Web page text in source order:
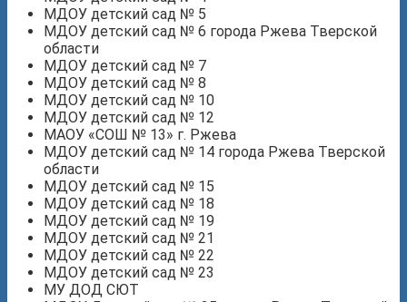
МДОУ детский сад № 5
МДОУ детский сад № 6 города Ржева Тверской
области
МДОУ детский сад № 7
МДОУ детский сад № 8
МДОУ детский сад № 10
МДОУ детский сад № 12
МАОУ «СОШ № 13» г. Ржева
МДОУ детский сад № 14 города Ржева Тверской
области
МДОУ детский сад № 15
МДОУ детский сад № 18
МДОУ детский сад № 19
МДОУ детский сад № 21
МДОУ детский сад № 22
МДОУ детский сад № 23
МУ ДОД СЮТ